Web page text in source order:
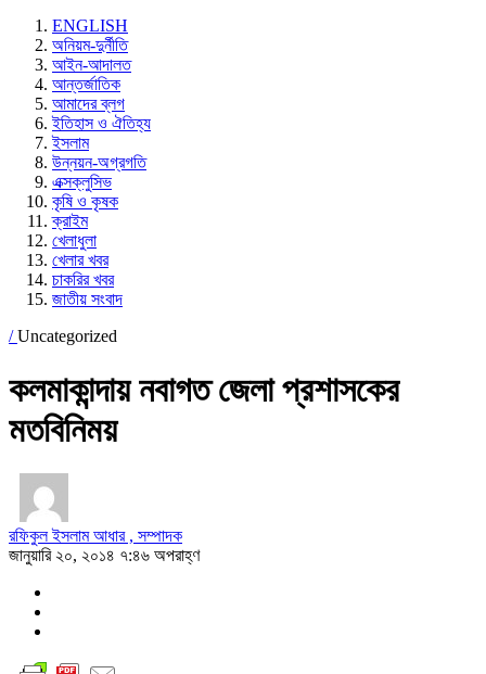
ENGLISH
অনিয়ম-দুর্নীতি
আইন-আদালত
আন্তর্জাতিক
আমাদের ব্লগ
ইতিহাস ও ঐতিহ্য
ইসলাম
উন্নয়ন-অগ্রগতি
এক্সক্লুসিভ
কৃষি ও কৃষক
ক্রাইম
খেলাধুলা
খেলার খবর
চাকরির খবর
জাতীয় সংবাদ
/Uncategorized
কলমাকান্দায় নবাগত জেলা প্রশাসকের
মতবিনিময়
রফিকুল ইসলাম আধার , সম্পাদক
জানুয়ারি ২০, ২০১৪ ৭:৪৬ অপরাহ্ণ